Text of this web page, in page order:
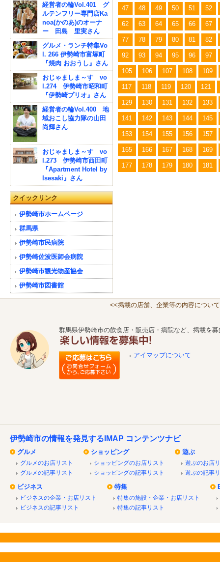
47 48 49 50 51 52
62 63 64 65 66 67
77 78 79 80 81 82
92 93 94 95 96 97
105 106 107 108 109
117 118 119 120 121
129 130 131 132 133
141 142 143 144 145
153 154 155 156 157
165 166 167 168 169
177 178 179 180 181
経営者の輪Vol.401 グ
ルテンフリー専門店Ka
noa(かのあ)のオーナ
ー 田島 里実さん
グルメ・ランチ特集Vo
l. 266 伊勢崎市富塚町
『焼肉 おおうし』さん
おじゃましま～す vo
l.274 伊勢崎市昭和町
『伊勢崎プリオ』さん
経営者の輪Vol.400 地
域おこし協力隊の山田
尚輝さん
おじゃましま～す vo
l.273 伊勢崎市西田町
『Apartment Hotel by
Isesaki』さん
クイックリンク
伊勢崎市ホームページ
群馬県
伊勢崎市民病院
伊勢崎佐波医師会病院
伊勢崎市観光物産協会
伊勢崎市図書館
<<掲載の店舗、企業等の内容につい
群馬県伊勢崎市の飲食店・販売店・病院など、掲載を
アイマップについて
伊勢崎市の情報を発見するIMAP コンテンツナビ
グルメ
グルメのお店リスト
グルメの記事リスト
ショッピング
ショッピングのお店リスト
ショッピングの記事リスト
遊ぶ
遊ぶのお店
遊ぶの記事
ビジネス
ビジネスの企業・お店リスト
ビジネスの記事リスト
特集
特集の施設・企業・お店リスト
特集の記事リスト